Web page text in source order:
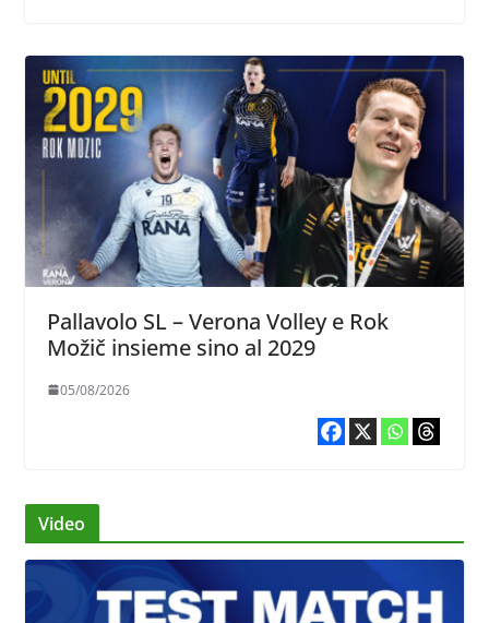
Pallavolo SL – Verona Volley e Rok
Možič insieme sino al 2029
05/08/2026
Video